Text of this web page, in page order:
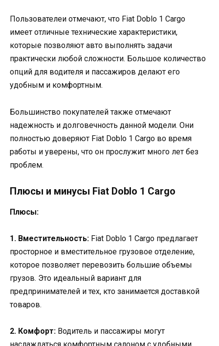
Пользователеи отмечают, что Fiat Doblo 1 Cargo
имеет отличные технические характеристики,
которые позволяют авто выполнять задачи
практически любой сложности. Большое количество
опций для водителя и пассажиров делают его
удобным и комфортным.
Большинство покупателей также отмечают
надежность и долговечность данной модели. Они
полностью доверяют Fiat Doblo 1 Cargo во время
работы и уверены, что он прослужит много лет без
проблем.
Плюсы и минусы Fiat Doblo 1 Cargo
Плюсы:
1. Вместительность: Fiat Doblo 1 Cargo предлагает
просторное и вместительное грузовое отделение,
которое позволяет перевозить большие объемы
грузов. Это идеальный вариант для
предпринимателей и тех, кто занимается доставкой
товаров.
2. Комфорт: Водитель и пассажиры могут